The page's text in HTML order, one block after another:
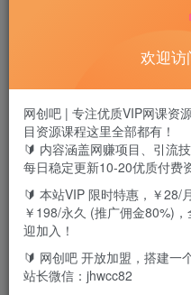
项目介绍
想稳妥做副业增收，虚拟赛
能轻松起步。不必追求超高
收入，足以满足日常增收需
欢迎访
网创吧 | 专注优质VIP网课资
目资源课程这里全部都有！
🔰 内容涵盖网赚项目、引流
每日稳定更新10-20优质付费
🔰 本站VIP 限时特惠，￥28/
￥198/永久 (推广佣金80%)
迎加入！
🔰 网创吧 开放加盟，搭建一
站长微信：jhwcc82